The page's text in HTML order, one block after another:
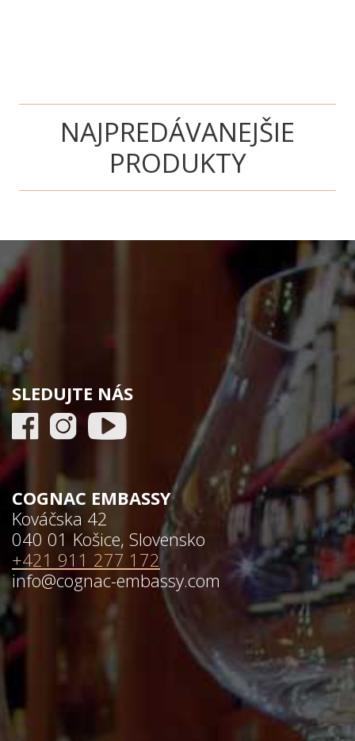
NAJPREDÁVANEJŠIE
PRODUKTY
SLEDUJTE NÁS
COGNAC EMBASSY
Kováčska 42
040 01 Košice, Slovensko
+421 911 277 172
info@cognac-embassy.com